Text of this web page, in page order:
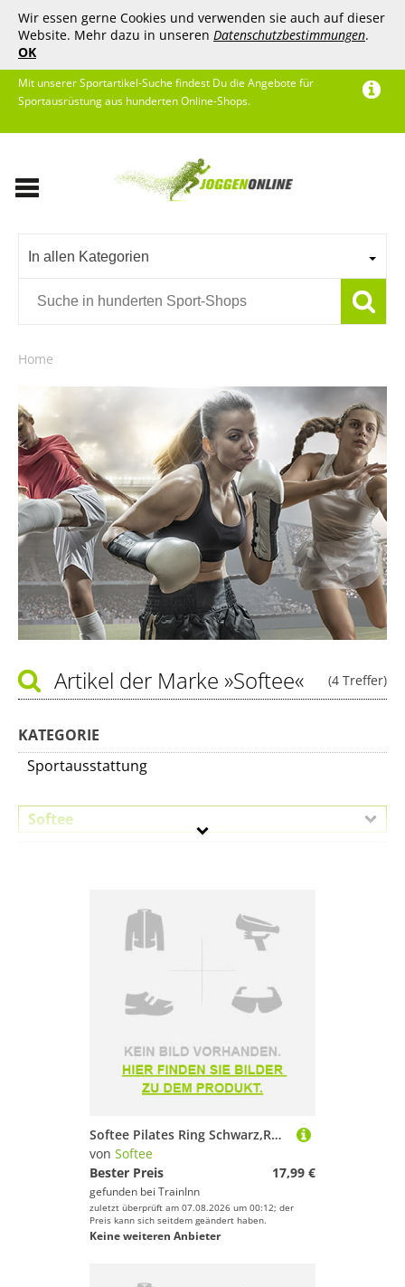
Wir essen gerne Cookies und verwenden sie auch auf dieser
Website. Mehr dazu in unseren Datenschutzbestimmungen.
OK
Mit unserer Sportartikel-Suche findest Du die Angebote für
Sportausrüstung aus hunderten Online-Shops.
In allen Kategorien
Home
(4 Treffer)
Artikel der Marke »Softee«
KATEGORIE
Sportausstattung
Softee
Softee Pilates Ring Schwarz,Rosa 38.5 cm
von Softee
Bester Preis
17,99 €
gefunden bei TrainInn
zuletzt überprüft am 07.08.2026 um 00:12; der
Preis kann sich seitdem geändert haben.
Keine weiteren Anbieter